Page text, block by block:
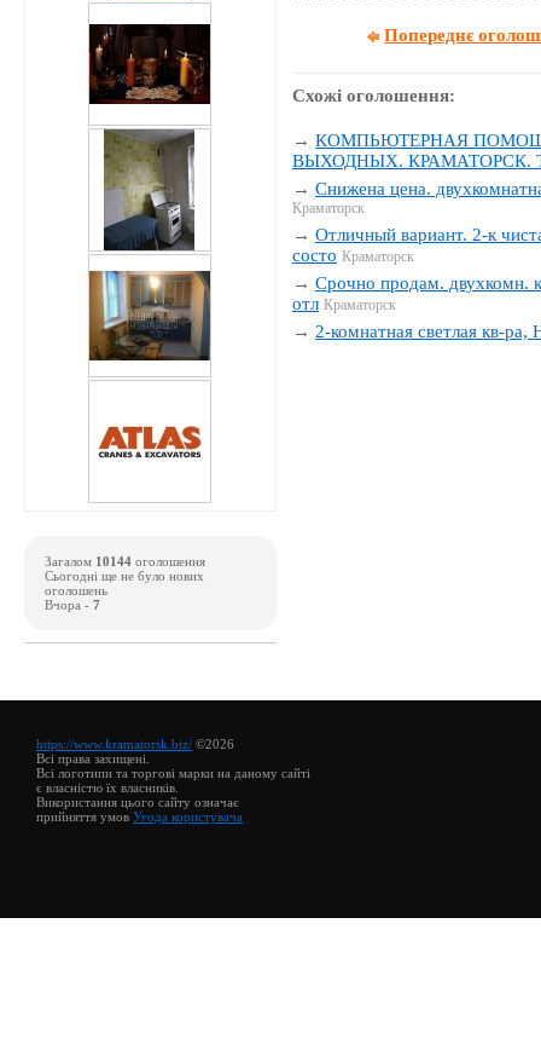
Попереднє
Схожі оголошення:
→КОМПЬЮТЕРНАЯ
ВЫХОДНЫХ. КРАМАТОРСК.
→Снижена цена.
Краматорск
→Отличный вариант. 2-к
состо Краматорск
→Срочно продам. двухкомн.
отл Краматорск
→ 2-комнатная светлая кв-
Загалом 10144 оголошення
Сьогодні ще не було нових
оголошень
Вчора - 7
https://www.kramatorsk.biz/ ©2026
Всі права захищені.
Всі логотипи та торгові марки на даному сайті
є власністю їх власників.
Використання цього сайту означає
прийняття умов Угода користувача